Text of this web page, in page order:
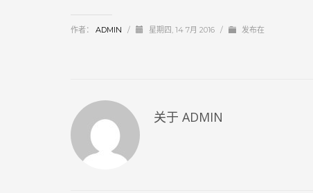
作者： ADMIN / 星期四, 14 7月 2016 / 发布在
关于 ADMIN